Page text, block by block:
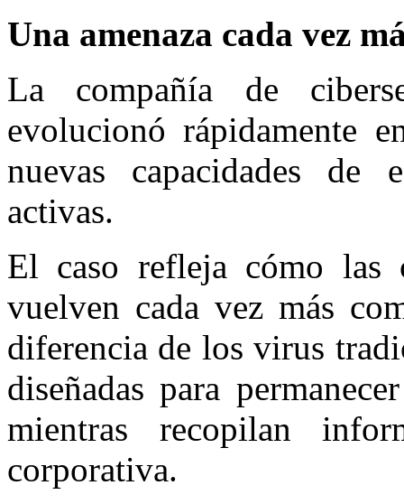
Una amenaza cada vez
La compañía de
evolucionó rápidamente
nuevas capacidades de
activas.
El caso refleja cómo las
vuelven cada vez más
diferencia de los virus
diseñadas para
mientras recopilan
corporativa.